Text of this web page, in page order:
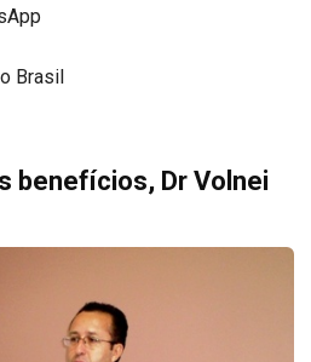
Brasil
benefícios, Dr Volnei